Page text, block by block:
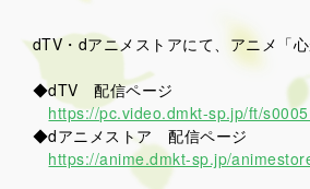
dTV・dアニメストアにて、アニメ「
◆dTV 配信ページ
https://pc.video.dmkt-sp.jp/ft/
◆dアニメストア 配信ページ
https://anime.dmkt-sp.jp/